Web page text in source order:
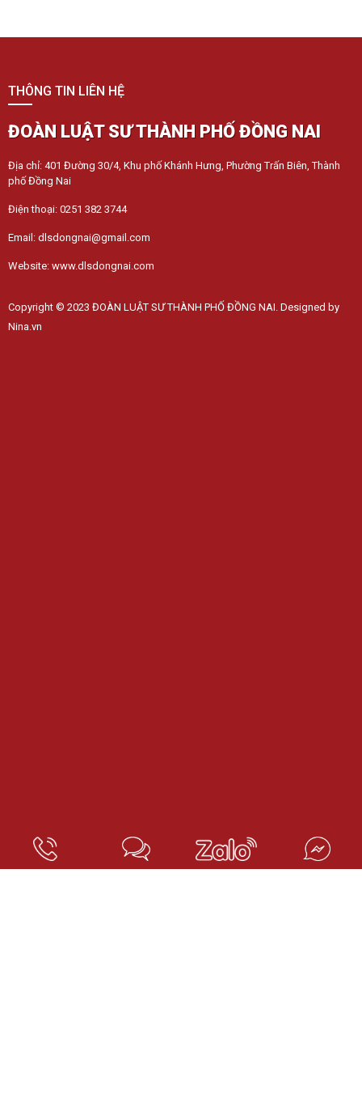
THÔNG TIN LIÊN HỆ
ĐOÀN LUẬT SƯ THÀNH PHỐ ĐỒNG NAI
Địa chỉ: 401 Đường 30/4, Khu phố Khánh Hưng, Phường Trấn Biên, Thành
phố Đồng Nai
Điện thoại: 0251 382 3744
Email: dlsdongnai@gmail.com
Website: www.dlsdongnai.com
Copyright © 2023 ĐOÀN LUẬT SƯ THÀNH PHỐ ĐỒNG NAI. Designed by
Nina.vn